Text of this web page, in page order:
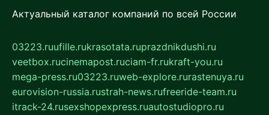
Актуальный каталог компаний по всей России
03223.ruufille.rukrasotata.ruprazdnikdushi.ru
veetbox.rucinemapost.ruciam-fr.rukraft-you.ru
mega-press.ru03223.ruweb-explore.rurastenuya.ru
eurovision-russia.rustrah-news.rufreeride-team.ru
itrack-24.rusexshopexpress.ruautostudiopro.ru